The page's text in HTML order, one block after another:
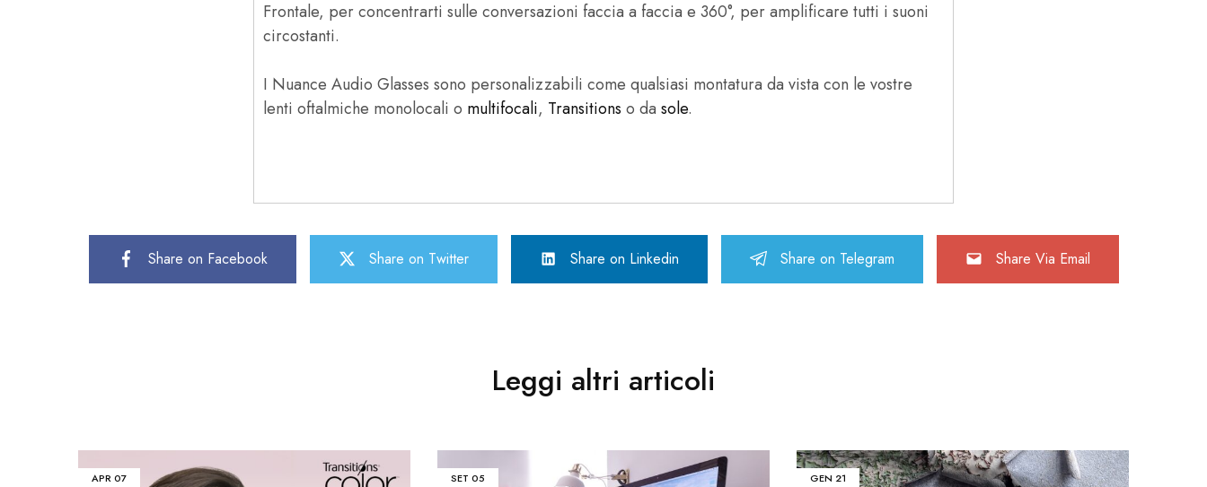
Frontale, per concentrarti sulle conversazioni faccia a faccia e 360°, per amplificare tutti i suoni
circostanti.
I Nuance Audio Glasses sono personalizzabili come qualsiasi montatura da vista con le vostre
lenti oftalmiche monolocali o multifocali, Transitions o da sole.
Share on Facebook Share on Twitter Share on Linkedin Share on Telegram Share Via Email
Leggi altri articoli
APR07 SET 05 GEN 21